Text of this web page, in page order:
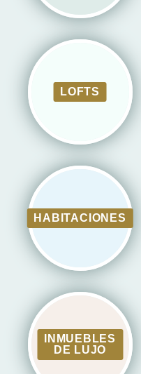
LOFTS
HABITACIONES
INMUEBLES
DE LUJO